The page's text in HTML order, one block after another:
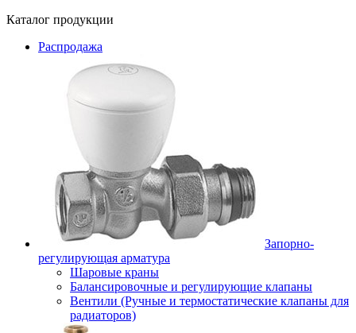
Каталог продукции
Распродажа
Запорно-
регулирующая арматура
Шаровые краны
Балансировочные и регулирующие клапаны
Вентили (Ручные и термостатические клапаны для
радиаторов)